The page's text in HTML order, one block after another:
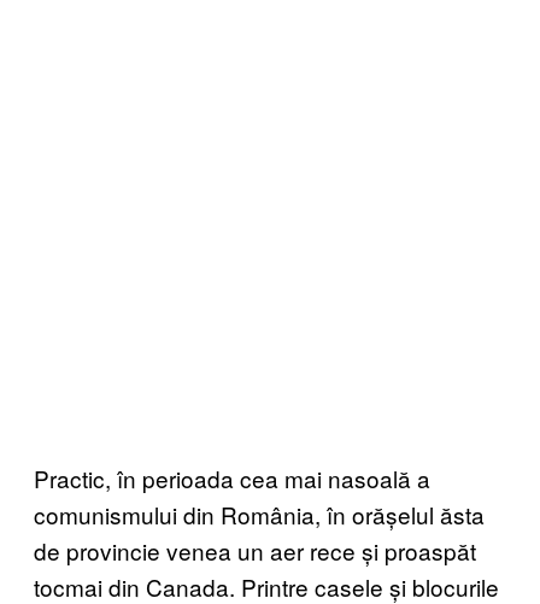
Practic, în perioada cea mai nasoală a
comunismului din România, în orășelul ăsta
de provincie venea un aer rece și proaspăt
tocmai din Canada. Printre casele și blocurile